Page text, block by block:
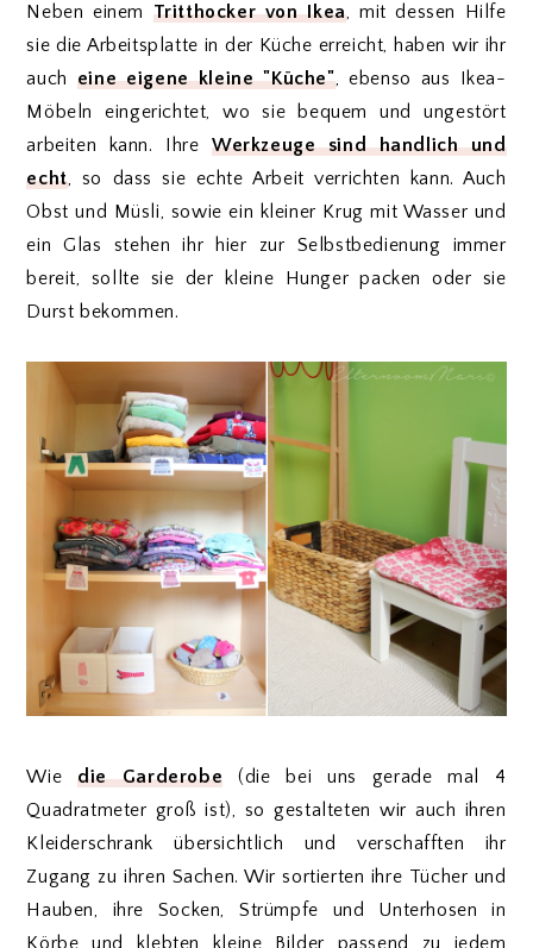
Neben einem Tritthocker von Ikea, mit dessen Hilfe
sie die Arbeitsplatte in der Küche erreicht, haben wir ihr
auch eine eigene kleine "Küche", ebenso aus Ikea-
Möbeln eingerichtet, wo sie bequem und ungestört
arbeiten kann. Ihre Werkzeuge sind handlich und
echt, so dass sie echte Arbeit verrichten kann. Auch
Obst und Müsli, sowie ein kleiner Krug mit Wasser und
ein Glas stehen ihr hier zur Selbstbedienung immer
bereit, sollte sie der kleine Hunger packen oder sie
Durst bekommen.
Wiedie Garderobe (die bei uns gerade mal 4
Quadratmeter groß ist), so gestalteten wir auch ihren
Kleiderschrank übersichtlich und verschafften ihr
Zugang zu ihren Sachen. Wir sortierten ihre Tücher und
Hauben, ihre Socken, Strümpfe und Unterhosen in
Körbe und klebten kleine Bilder passend zu jedem